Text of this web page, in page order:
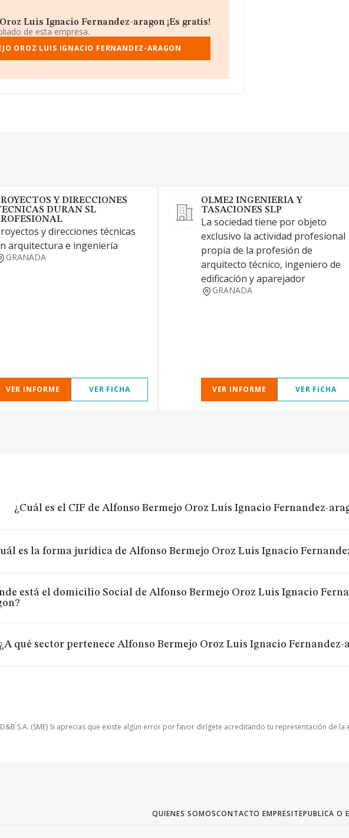
Luis Ignacio Fernandez-aragon ¡Es gratis!
de esta empresa.
OROZ LUIS IGNACIO FERNANDEZ-ARAGON
Y DIRECCIONES
DURAN SL
y direcciones técnicas
arquitectura e ingeniería
GRANADA
VER INFORME VER FICHA
OLME2 INGENIERIA Y
TASACIONES SLP
La sociedad tiene por objeto
exclusivo la actividad profesional
propia de la profesión de
arquitecto técnico, ingeniero de
edificación y aparejador
GRANADA
VER INFORME VER FICHA
¿Cuál es el CIF de Alfonso Bermejo Oroz Luis Ignacio Fernandez-
es la forma jurídica de Alfonso Bermejo Oroz Luis Ignacio
está el domicilio Social de Alfonso Bermejo Oroz Luis Ignacio
¿A qué sector pertenece Alfonso Bermejo Oroz Luis Ignacio Fernandez-
S.A. (SME) Si aprecias que existe algún error por favor dirígete acreditando tu representación de la
QUIENES SOMOSCONTACTO EMPRESITEPUBLICA O